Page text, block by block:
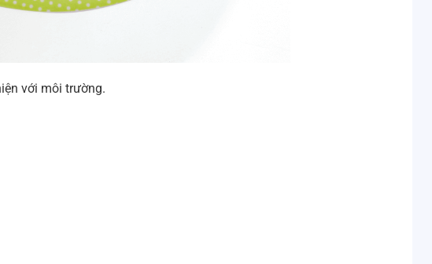
với môi trường.